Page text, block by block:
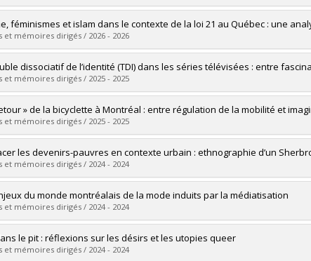
:Juillet, Colin
Master's
:M. Sc.
le document dans Papyrus
féminismes et islam dans le contexte de la loi 21 au Québec : une
et mémoires dirigés / 2026 - 2026
:Janelle, Véronique
Master's
:M. Sc.
le document dans Papyrus
dissociatif de l’identité (TDI) dans les séries télévisées : entre
et mémoires dirigés / 2025 - 2025
:Collardey, Sarah
Master's
:M. Sc.
le document dans Papyrus
» de la bicyclette à Montréal : entre régulation de la mobilité et
et mémoires dirigés / 2025 - 2025
:Decault, Clément
Doctoral
:Ph. D.
le document dans Papyrus
les devenirs-pauvres en contexte urbain : ethnographie d’un
et mémoires dirigés / 2024 - 2024
:Darveau Routhier, Florence
Doctoral
:Ph. D.
le document dans Papyrus
du monde montréalais de la mode induits par la médiatisation
et mémoires dirigés / 2024 - 2024
: Mollard, Julie
Master's
le pit : réflexions sur les désirs et les utopies queer
et mémoires dirigés / 2024 - 2024